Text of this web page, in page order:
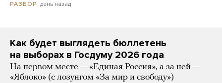
РАЗБОР день назад
Как будет выглядеть бюллетень
на выборах в Госдуму 2026 года
На первом месте — «Единая Россия», а за ней —
«Яблоко» (с лозунгом «За мир и свободу»)